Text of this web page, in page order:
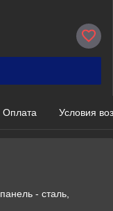
Оплата Условия
- сталь,